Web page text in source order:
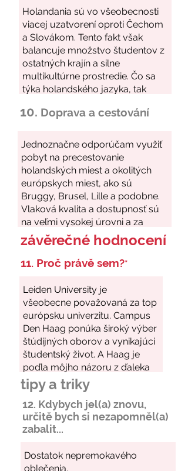
10. Doprava a cestování
závěrečné hodnocení
11. Proč právě sem?*
tipy a triky
12. Kdybych jel(a) znovu,
určitě bych si nezapomněl(a)
zabalit...